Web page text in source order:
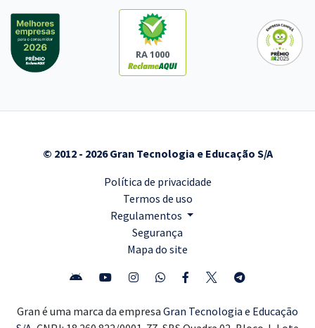
RA 1000
© 2012 - 2026 Gran Tecnologia e Educação S/A
Política de privacidade
Termos de uso
Regulamentos
Segurança
Mapa do site
Gran é uma marca da empresa Gran Tecnologia e Educação